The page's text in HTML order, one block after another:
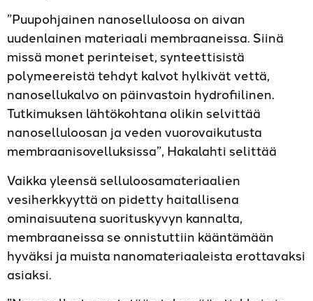
”Puupohjainen nanoselluloosa on aivan
uudenlainen materiaali membraaneissa. Siinä
missä monet perinteiset, synteettisistä
polymeereistä tehdyt kalvot hylkivät vettä,
nanosellukalvo on päinvastoin hydrofiilinen.
Tutkimuksen lähtökohtana olikin selvittää
nanoselluloosan ja veden vuorovaikutusta
membraanisovelluksissa”, Hakalahti selittää
Vaikka yleensä selluloosamateriaalien
vesiherkkyyttä on pidetty haitallisena
ominaisuutena suorituskyvyn kannalta,
membraaneissa se onnistuttiin kääntämään
hyväksi ja muista nanomateriaaleista erottavaksi
asiaksi.